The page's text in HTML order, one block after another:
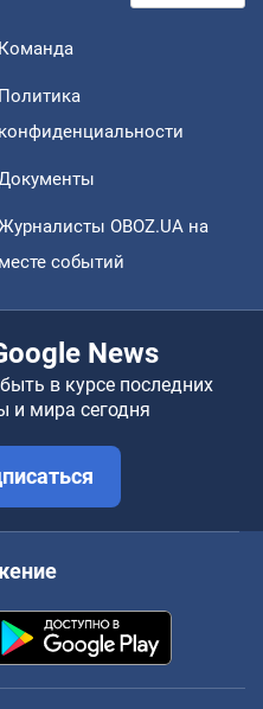
Команда
Политика
конфиденциальности
OBOZ.UA на
месте событий
News
в курсе последних
и мира сегодня